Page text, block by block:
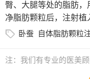
臀、大腿等处的脂肪
净脂肪颗粒后，注射植
卧蚕 自体脂肪颗粒
注：我们有专业的医美